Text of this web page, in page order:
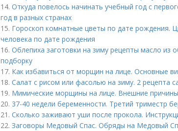
14. Откуда повелось начинать учебный год с
год в разных странах
15. Гороскоп комнатные цветы по дате рождения.
человека по дате рождения
16. Облепиха заготовки на зиму рецепты масло из
подборку
17. Как избавиться от морщин на лице. Основные
18. Салат с рисом или фасолью на зиму. 2 рецепта
19. Мимические морщины на лице. Внешние причины
20. 37-40 недели беременности. Третий триместр
21. Сколько заживают уши после прокола.
22. Заговоры Медовый Спас. Обряды на Медовый